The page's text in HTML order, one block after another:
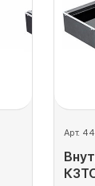
Арт.